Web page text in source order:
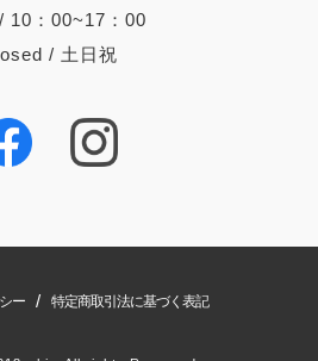
10：00~17：00
/ 土日祝
ー / 特定商取引法に基づく表記